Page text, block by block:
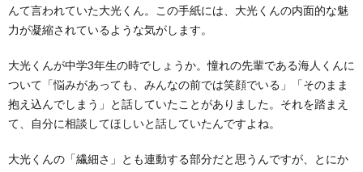
んて言われていた大光くん。この手紙には、大光くんの内面的な魅
力が凝縮されているような気がします。
大光くんが中学3年生の時でしょうか。憧れの先輩である海人くんに
ついて「悩みがあっても、みんなの前では笑顔でいる」「そのまま
抱え込んでしまう」と話していたことがありました。それを踏まえ
て、自分に相談してほしいと話していたんですよね。
大光くんの「繊細さ」とも連動する部分だと思うんですが、とにか